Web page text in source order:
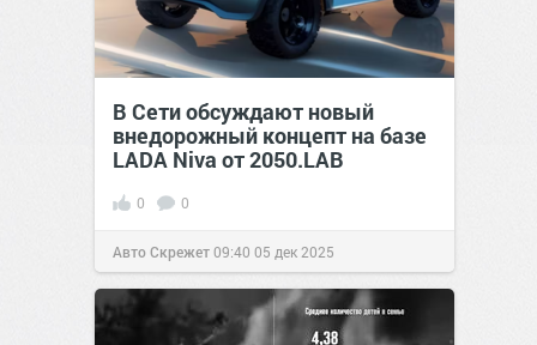
В Сети обсуждают новый
внедорожный концепт на базе
LADA Niva от 2050.LAB
0 0
Авто Скрежет09:40 05 дек 2025